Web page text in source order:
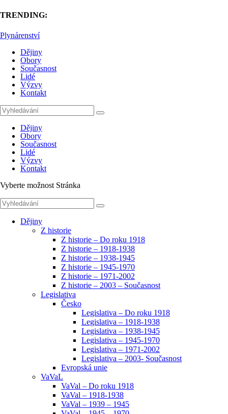
TRENDING:
Plynárenství
Dějiny
Obory
Současnost
Lidé
Výzvy
Kontakt
Dějiny
Obory
Současnost
Lidé
Výzvy
Kontakt
Vyberte možnost Stránka
Dějiny
Z historie
Z historie – Do roku 1918
Z historie – 1918-1938
Z historie – 1938-1945
Z historie – 1945-1970
Z historie – 1971-2002
Z historie – 2003 – Současnost
Legislativa
Česko
Legislativa – Do roku 1918
Legislativa – 1918-1938
Legislativa – 1938-1945
Legislativa – 1945-1970
Legislativa – 1971-2002
Legislativa – 2003- Současnost
Evropská unie
VaVaL
VaVal – Do roku 1918
VaVal – 1918-1938
VaVal – 1939 – 1945